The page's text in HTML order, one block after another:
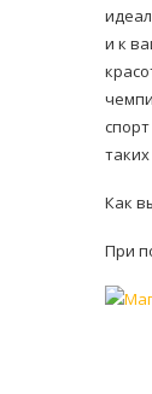
и к
Как
При